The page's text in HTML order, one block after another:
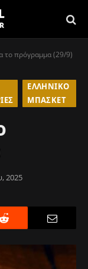
το πρόγραμμα (29/9)
ΕΛΛΗΝΙΚΌ
ΜΠΆΣΚΕΤ
2025